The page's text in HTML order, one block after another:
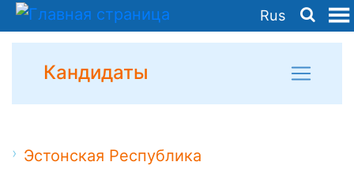
Rus
Кандидаты
Эстонская Республика